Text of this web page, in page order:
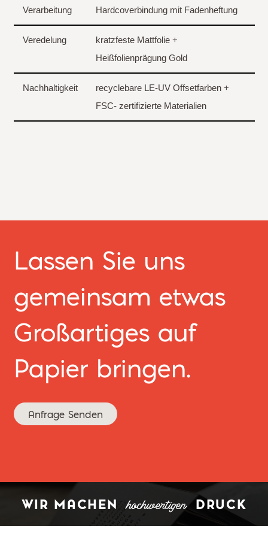
Verarbeitung Hardcoverbindung mit Fadenheftung
Veredelung
kratzfeste Mattfolie +
Heißfolienprägung Gold
Nachhaltigkeit
recyclebare LE-UV Offsetfarben +
FSC- zertifizierte Materialien
Lassen Sie uns
gemeinsam etwas
Großartiges auf
Papier bringen.
Anfrage Senden
WIR MACHEN hochwertigen DRUCK